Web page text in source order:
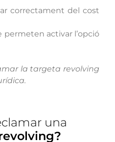
correctament del cost
permeten activar l’opció
la targeta revolving
una